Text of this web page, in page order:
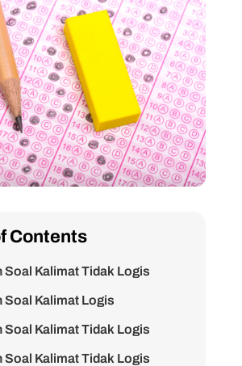
Contents
Soal Kalimat Tidak Logis
Soal Kalimat Logis
Soal Kalimat Tidak Logis
Soal Kalimat Tidak Logis